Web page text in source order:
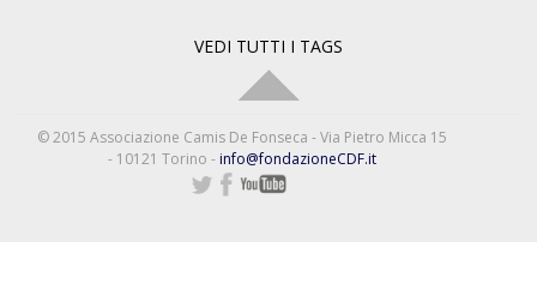
VEDI TUTTI I TAGS
© 2015 Associazione Camis De Fonseca - Via Pietro Micca 15
- 10121 Torino - info@fondazioneCDF.it